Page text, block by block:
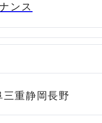
ンス
三重静岡長野